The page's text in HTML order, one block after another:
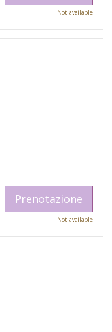
Not available
Prenotazione
Not available